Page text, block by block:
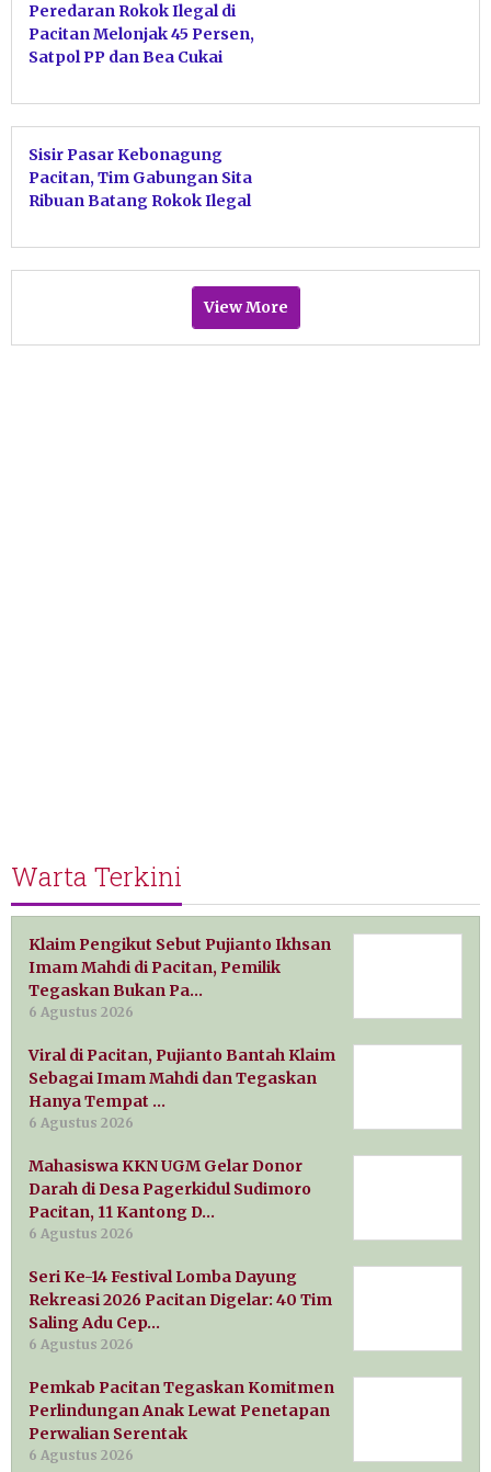
Peredaran Rokok Ilegal di
Pacitan Melonjak 45 Persen,
Satpol PP dan Bea Cukai
Hukum
Sisir Pasar Kebonagung
Pacitan, Tim Gabungan Sita
Ribuan Batang Rokok Ilegal
View More
Warta Terkini
Klaim Pengikut Sebut Pujianto Ikhsan
Imam Mahdi di Pacitan, Pemilik
Tegaskan Bukan Pa…
6 Agustus 2026
Viral di Pacitan, Pujianto Bantah Klaim
Sebagai Imam Mahdi dan Tegaskan
Hanya Tempat …
6 Agustus 2026
Mahasiswa KKN UGM Gelar Donor
Darah di Desa Pagerkidul Sudimoro
Pacitan, 11 Kantong D…
6 Agustus 2026
Seri Ke-14 Festival Lomba Dayung
Rekreasi 2026 Pacitan Digelar: 40 Tim
Saling Adu Cep…
6 Agustus 2026
Pemkab Pacitan Tegaskan Komitmen
Perlindungan Anak Lewat Penetapan
Perwalian Serentak
6 Agustus 2026